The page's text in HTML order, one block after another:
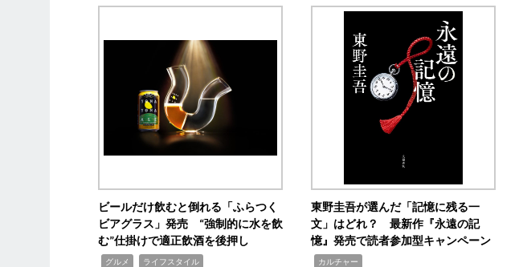
ビールだけ飲むと倒れる「ふらつく
ビアグラス」発売 “強制的に水を飲
む”仕掛けで適正飲酒を後押し
グルメ ライフスタイル
東野圭吾が選んだ「記憶に残る一
文」はどれ？ 最新作『永遠の記
憶』発売で読者参加型キャンペーン
カルチャー